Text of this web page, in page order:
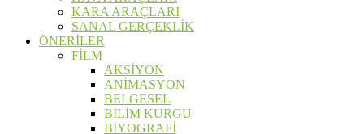
KARA ARAÇLARI
SANAL GERÇEKLİK
ÖNERİLER
FİLM
AKSİYON
ANİMASYON
BELGESEL
BİLİM KURGU
BİYOGRAFİ